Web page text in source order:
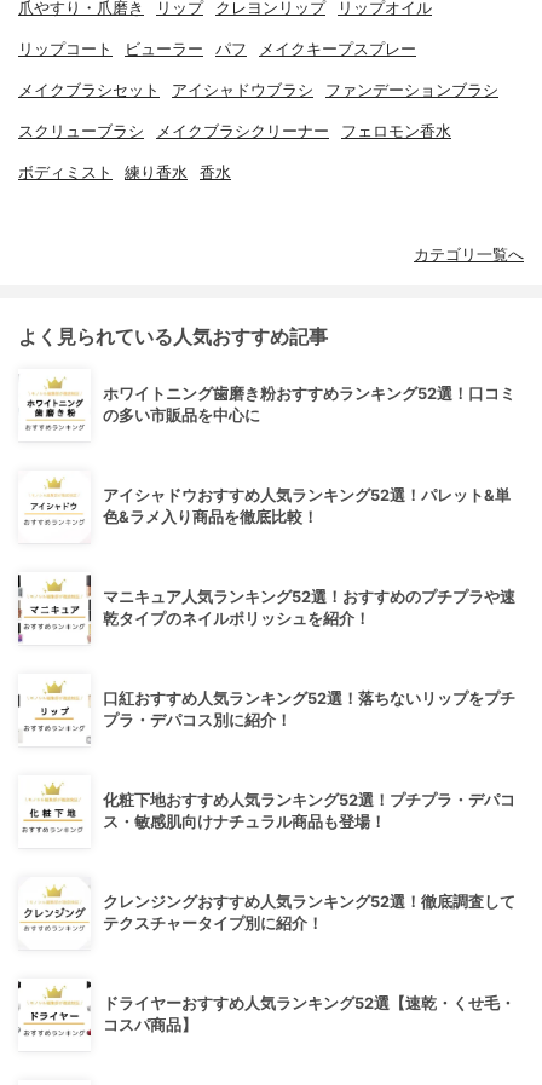
爪やすり・爪磨き リップ クレヨンリップ リップオイル
リップコート ビューラー パフ メイクキープスプレー
メイクブラシセット アイシャドウブラシ ファンデーションブラシ
スクリューブラシ メイクブラシクリーナー フェロモン香水
ボディミスト 練り香水 香水
カテゴリ一覧へ
よく見られている人気おすすめ記事
ホワイトニング歯磨き粉おすすめランキング52選！口コミ
の多い市販品を中心に
アイシャドウおすすめ人気ランキング52選！パレット&単
色&ラメ入り商品を徹底比較！
マニキュア人気ランキング52選！おすすめのプチプラや速
乾タイプのネイルポリッシュを紹介！
口紅おすすめ人気ランキング52選！落ちないリップをプチ
プラ・デパコス別に紹介！
化粧下地おすすめ人気ランキング52選！プチプラ・デパコ
ス・敏感肌向けナチュラル商品も登場！
クレンジングおすすめ人気ランキング52選！徹底調査して
テクスチャータイプ別に紹介！
ドライヤーおすすめ人気ランキング52選【速乾・くせ毛・
コスパ商品】